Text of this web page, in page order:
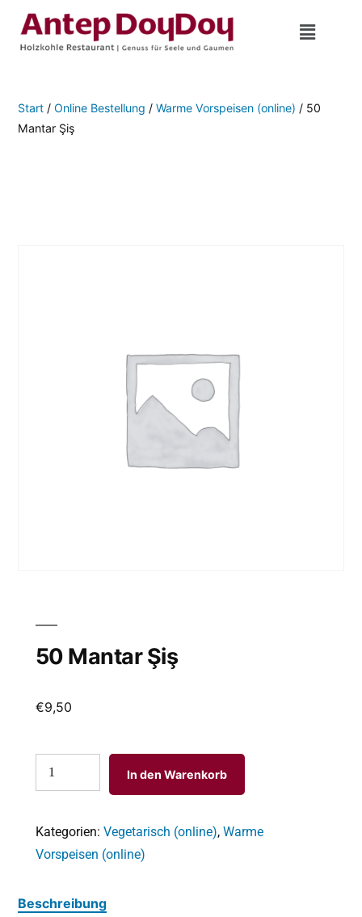
Start / Online Bestellung / Warme Vorspeisen (online) / 50
Mantar Şiş
50 Mantar Şiş
€9,50
In den Warenkorb
Kategorien: Vegetarisch (online), Warme
Vorspeisen (online)
Beschreibung